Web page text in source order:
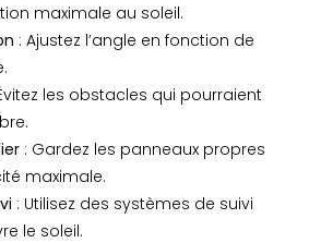
maximale au soleil.
: Ajustez l’angle en fonction de
les obstacles qui pourraient
: Gardez les panneaux propres
maximale.
: Utilisez des systèmes de suivi
le soleil.